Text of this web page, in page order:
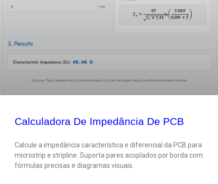
Calculadora De Impedância De PCB
Calcule a impedância característica e diferencial da PCB para
microstrip e stripline. Suporta pares acoplados por borda com
fórmulas precisas e diagramas visuais.